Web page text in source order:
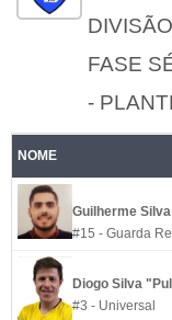
FASE
-
NOME
Guilherme Silva
#15 - Guarda
Diogo Silva
#3 - Universal